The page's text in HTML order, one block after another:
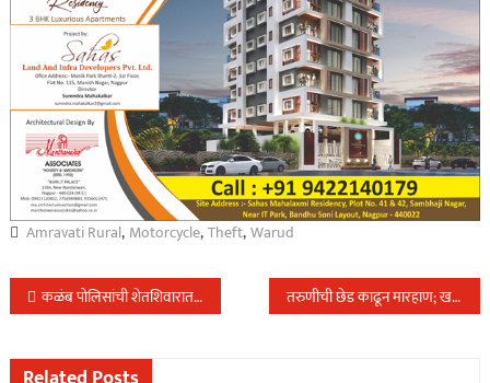
Amravati Rural, Motorcycle,Theft,Warud
Post
navigation
कळंब पोलिसांची शेतशिवारात गांजाची झाडे लावुन संवर्धन करणाऱ्या वर कार्यवाही.६०लक्ष रु चा मुद्देमाल केला जप्त…. तरुणीची छेड काढून मारहाण; खडकी परिसरातील घटना; एकावर गुन्हा दाखल…